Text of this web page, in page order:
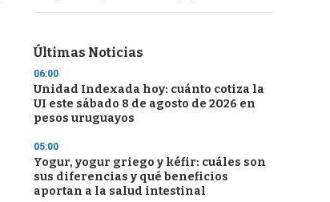
Últimas Noticias
06:00
Unidad Indexada hoy: cuánto cotiza la
UI este sábado 8 de agosto de 2026 en
pesos uruguayos
05:00
Yogur, yogur griego y kéfir: cuáles son
sus diferencias y qué beneficios
aportan a la salud intestinal